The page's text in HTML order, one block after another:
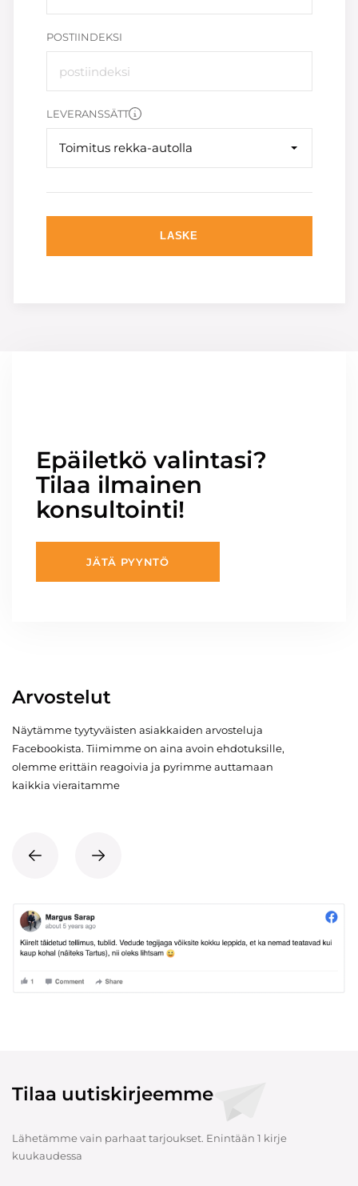
POSTIINDEKSI
LEVERANSSÄTT
Toimitus rekka-autolla
LASKE
Epäiletkö valintasi?
Tilaa ilmainen
konsultointi!
JÄTÄ PYYNTÖ
Arvostelut
Näytämme tyytyväisten asiakkaiden arvosteluja
Facebookista. Tiimimme on aina avoin ehdotuksille,
olemme erittäin reagoivia ja pyrimme auttamaan
kaikkia vieraitamme
Tilaa uutiskirjeemme
Lähetämme vain parhaat tarjoukset. Enintään 1 kirje
kuukaudessa